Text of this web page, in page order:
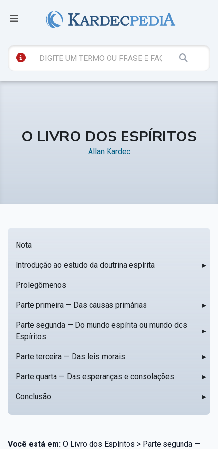
O LIVRO DOS ESPÍRITOS
Allan Kardec
Nota
Introdução ao estudo da doutrina espírita ▸
Prolegômenos
Parte primeira — Das causas primárias ▸
Parte segunda — Do mundo espírita ou mundo dos
Espíritos
▸
Parte terceira — Das leis morais ▸
Parte quarta — Das esperanças e consolações ▸
Conclusão ▸
Você está em: O Livro dos Espíritos > Parte segunda —